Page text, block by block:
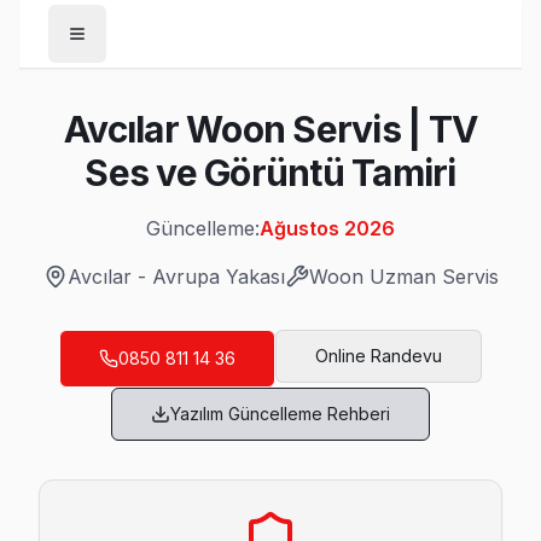
/Avcılar
Woon
Son Güncelleme:Ağustos 2026
Avcılar'da Mahalle Mahalle Woon TV
Ambarlı Woon Servis
Avcılar Woon Servis | TV
Ses ve Görüntü Tamiri
Güncelleme:Ağustos 2026
Avcılar- Avrupa Yakası Woon Uzman Servis
0850 811 14 36 Online Randevu
Yazılım Güncelleme Rehberi